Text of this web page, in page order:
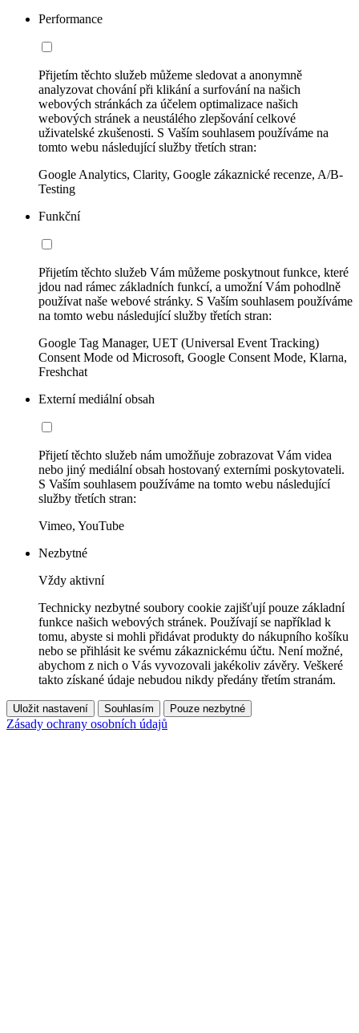
Performance
Přijetím těchto služeb můžeme sledovat a anonymně
analyzovat chování při klikání a surfování na našich
webových stránkách za účelem optimalizace našich
webových stránek a neustálého zlepšování celkové
uživatelské zkušenosti. S Vaším souhlasem používáme na
tomto webu následující služby třetích stran:
Google Analytics, Clarity, Google zákaznické recenze, A/B-
Testing
Funkční
Přijetím těchto služeb Vám můžeme poskytnout funkce, které
jdou nad rámec základních funkcí, a umožní Vám pohodlně
používat naše webové stránky. S Vaším souhlasem používáme
na tomto webu následující služby třetích stran:
Google Tag Manager, UET (Universal Event Tracking)
Consent Mode od Microsoft, Google Consent Mode, Klarna,
Freshchat
Externí mediální obsah
Přijetí těchto služeb nám umožňuje zobrazovat Vám videa
nebo jiný mediální obsah hostovaný externími poskytovateli.
S Vaším souhlasem používáme na tomto webu následující
služby třetích stran:
Vimeo, YouTube
Nezbytné
Vždy aktivní
Technicky nezbytné soubory cookie zajišťují pouze základní
funkce našich webových stránek. Používají se například k
tomu, abyste si mohli přidávat produkty do nákupního košíku
nebo se přihlásit ke svému zákaznickému účtu. Není možné,
abychom z nich o Vás vyvozovali jakékoliv závěry. Veškeré
takto získané údaje nebudou nikdy předány třetím stranám.
Uložit nastavení Souhlasím Pouze nezbytné
Zásady ochrany osobních údajů